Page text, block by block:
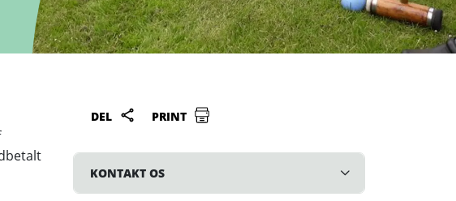
DEL PRINT
KONTAKT OS